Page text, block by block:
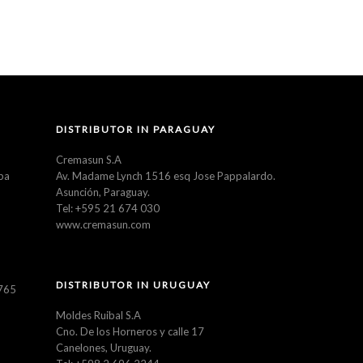
DISTRIBUTOR IN PARAGUAY
Cremasun S.A
Av. Madame Lynch 1516 esq Jose Pappalardo.
Asunción, Paraguay.
Tel: +595 21 674 030
www.cremasun.com
DISTRIBUTOR IN URUGUAY
Moldes Ruibal S.A
Cno. De los Horneros y calle 17
Canelones, Uruguay.